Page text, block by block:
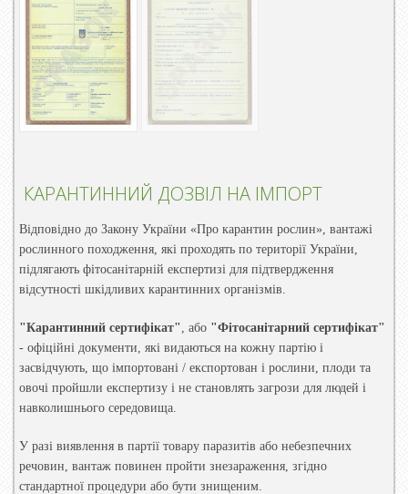
КАРАНТИННИЙ ДОЗВІЛ НА ІМПОРТ
Відповідно до Закону України «Про карантин рослин», вантажі
рослинного походження, які проходять по території України,
підлягають фітосанітарній експертизі для підтвердження
відсутності шкідливих карантинних організмів.
"Карантинний сертифікат", або "Фітосанітарний сертифікат"
- офіційні документи, які видаються на кожну партію і
засвідчують, що імпортовані / експортован і рослини, плоди та
овочі пройшли експертизу і не становлять загрози для людей і
навколишнього середовища.
У разі виявлення в партії товару паразитів або небезпечних
речовин, вантаж повинен пройти знезараження, згідно
стандартної процедури або бути знищеним.